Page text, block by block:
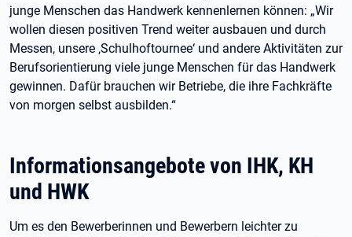
junge Menschen das Handwerk kennenlernen können: „Wir
wollen diesen positiven Trend weiter ausbauen und durch
Messen, unsere ‚Schulhoftournee‘ und andere Aktivitäten zur
Berufsorientierung viele junge Menschen für das Handwerk
gewinnen. Dafür brauchen wir Betriebe, die ihre Fachkräfte
von morgen selbst ausbilden.“
Informationsangebote von IHK, KH
und HWK
Um es den Bewerberinnen und Bewerbern leichter zu